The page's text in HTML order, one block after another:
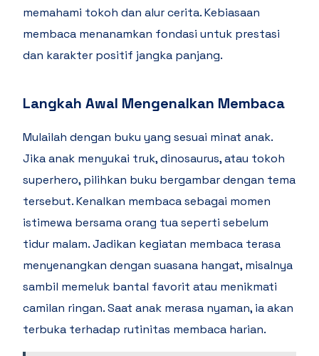
memahami tokoh dan alur cerita. Kebiasaan
membaca menanamkan fondasi untuk prestasi
dan karakter positif jangka panjang.
Langkah Awal Mengenalkan Membaca
Mulailah dengan buku yang sesuai minat anak.
Jika anak menyukai truk, dinosaurus, atau tokoh
superhero, pilihkan buku bergambar dengan tema
tersebut. Kenalkan membaca sebagai momen
istimewa bersama orang tua seperti sebelum
tidur malam. Jadikan kegiatan membaca terasa
menyenangkan dengan suasana hangat, misalnya
sambil memeluk bantal favorit atau menikmati
camilan ringan. Saat anak merasa nyaman, ia akan
terbuka terhadap rutinitas membaca harian.